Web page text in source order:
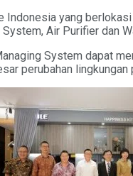
yang
Air Purifier dan
System dapat
perubahan lingkungan